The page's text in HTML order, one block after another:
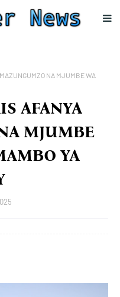
NA MJUMBE WA
AFANYA
MJUMBE
YA